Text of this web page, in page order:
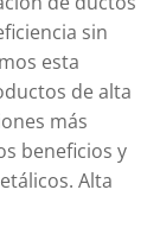
sin
esta
de alta
más
beneficios y
Alta